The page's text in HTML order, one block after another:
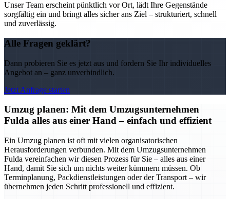
Unser Team erscheint pünktlich vor Ort, lädt Ihre Gegenstände
sorgfältig ein und bringt alles sicher ans Ziel – strukturiert, schnell
und zuverlässig.
Alle Fragen geklärt?
Dann probieren Sie es jetzt aus und fordern Sie Ihr individuelles
Angebot an – ganz unverbindlich.
Jetzt Anfrage starten
Umzug planen: Mit dem Umzugsunternehmen
Fulda alles aus einer Hand – einfach und effizient
Ein Umzug planen ist oft mit vielen organisatorischen
Herausforderungen verbunden. Mit dem Umzugsunternehmen
Fulda vereinfachen wir diesen Prozess für Sie – alles aus einer
Hand, damit Sie sich um nichts weiter kümmern müssen. Ob
Terminplanung, Packdienstleistungen oder der Transport – wir
übernehmen jeden Schritt professionell und effizient.